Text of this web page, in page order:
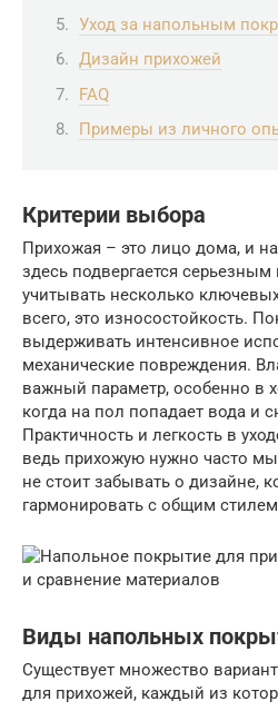
Уход за напольным
Дизайн прихожей
FAQ
Примеры из личного
Критерии выбора
Прихожая – это лицо дома, и
здесь подвергается
учитывать несколько
всего, это износостойкость.
выдерживать интенсивное
механические повреждения.
важный параметр, особенно в
когда на пол попадает вода и
Практичность и легкость в
ведь прихожую нужно часто
не стоит забывать о дизайне,
гармонировать с общим стилем
Виды напольных
Существует множество
для прихожей, каждый из